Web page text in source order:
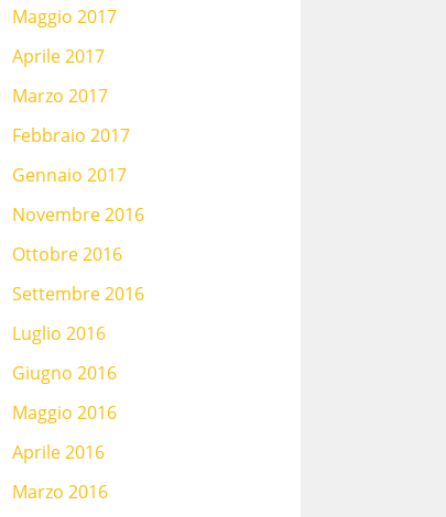
Maggio 2017
Aprile 2017
Marzo 2017
Febbraio 2017
Gennaio 2017
Novembre 2016
Ottobre 2016
Settembre 2016
Luglio 2016
Giugno 2016
Maggio 2016
Aprile 2016
Marzo 2016